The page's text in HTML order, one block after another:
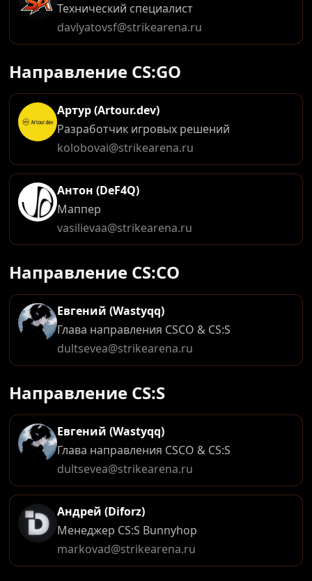
Технический специалист
davlyatovsf@strikearena.ru
Направление CS:GO
Артур (Artour.dev)
Разработчик игровых решений
kolobovai@strikearena.ru
Антон (DeF4Q)
Маппер
vasilievaa@strikearena.ru
Направление CS:CO
Евгений (Wastyqq)
Глава направления CSCO & CS:S
dultsevea@strikearena.ru
Направление CS:S
Евгений (Wastyqq)
Глава направления CSCO & CS:S
dultsevea@strikearena.ru
Андрей (Diforz)
Менеджер CS:S Bunnyhop
markovad@strikearena.ru